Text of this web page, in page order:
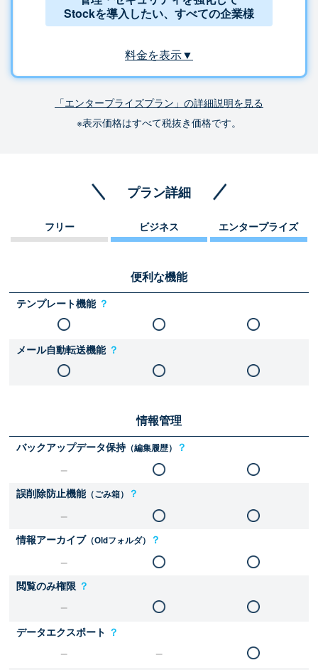
Stockを導入したい、すべての企業様
料金を表示▼
「エンタープライズプラン」の詳細説明を見る
※表示価格はすべて税抜き価格です。
プラン詳細
フリー ビジネス エンタープライズ
便利な機能
テンプレート機能 ？
メール自動転送機能 ？
情報管理
バックアップデータ保持（編集履歴） ？
誤削除防止機能（ごみ箱） ？
情報アーカイブ（Oldフォルダ） ？
閲覧のみ権限 ？
データエクスポート ？